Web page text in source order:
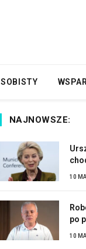
NAJNOWSZE:
10
po
10